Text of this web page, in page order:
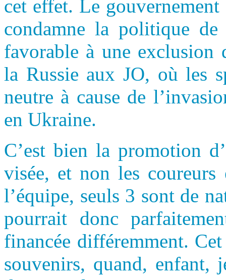
cet effet. Le
condamne la politique
favorable à une exclusion
la Russie aux JO, où les
neutre à cause de
en Ukraine.
C’est bien la promotion
visée, et non les coureurs
l’équipe, seuls 3 sont de
pourrait donc
financée différemment.
souvenirs, quand, enfant,